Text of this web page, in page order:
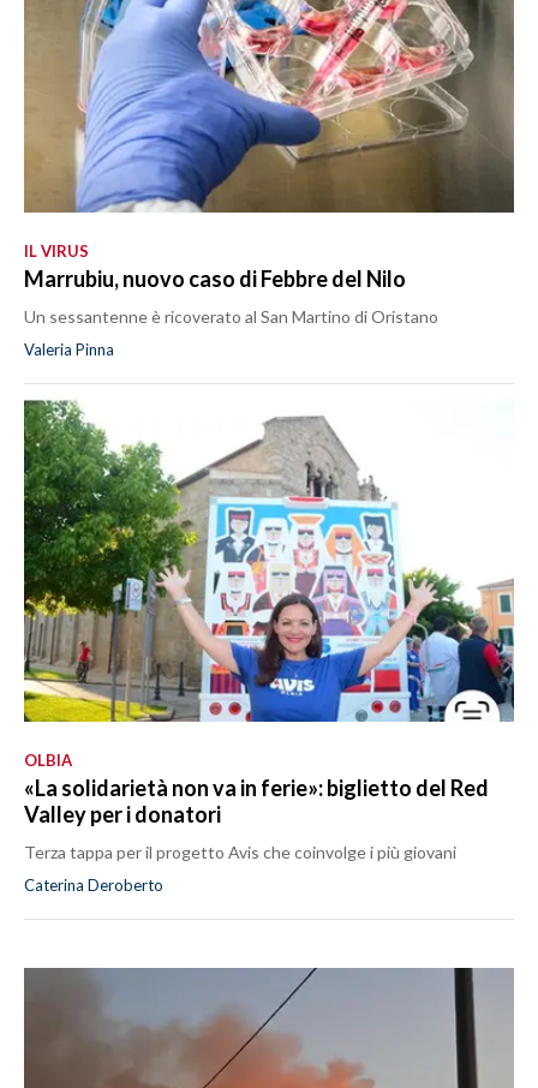
IL VIRUS
Marrubiu, nuovo caso di Febbre del Nilo
Un sessantenne è ricoverato al San Martino di Oristano
Valeria Pinna
OLBIA
«La solidarietà non va in ferie»: biglietto del Red
Valley per i donatori
Terza tappa per il progetto Avis che coinvolge i più giovani
Caterina Deroberto